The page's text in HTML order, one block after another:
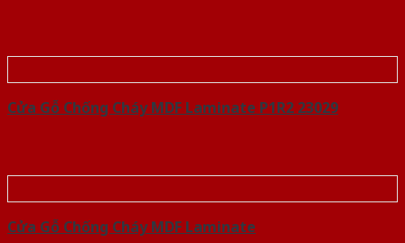
Cửa Gỗ Chống Cháy MDF Laminate P1R2 23029
Cửa Gỗ Chống Cháy MDF Laminate